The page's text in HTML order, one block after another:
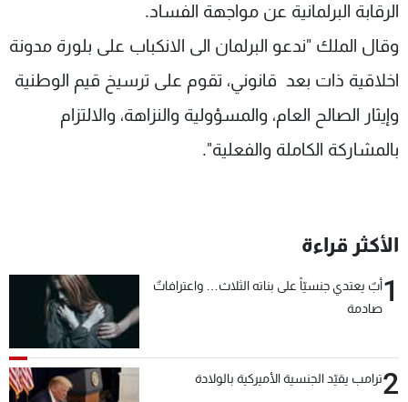
الرقابة البرلمانية عن مواجهة الفساد.
وقال الملك "ندعو البرلمان الى الانكباب على بلورة مدونة
اخلاقية ذات بعد قانوني، تقوم على ترسيخ قيم الوطنية
وإيثار الصالح العام، والمسؤولية والنزاهة، والالتزام
بالمشاركة الكاملة والفعلية".
الأكثر قراءة
1أبٌ يعتدي جنسيّاً على بناته الثلاث… واعترافاتٌ
صادمة
2ترامب يقيّد الجنسية الأميركية بالولادة